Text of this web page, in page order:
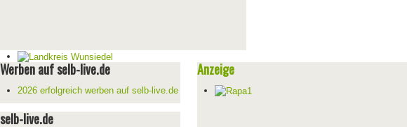
Werben auf selb-live.de
2026 erfolgreich werben auf selb-live.de
selb-live.de
Anzeige